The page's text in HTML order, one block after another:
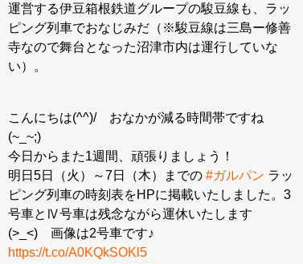
運営する伊豆箱根鉄道グループの駿豆線も、ラッ
ピング列車でおなじみだ（※駿豆線は三島ー修善
寺なので舞台となった沼津市内は運行していな
い）。
こんにちは(^^)/ おなかが減る時間帯ですね
(~_~;)
今日からまた1週間、頑張りましょう！
明日5日（火）～7日（木）までの #ガルパン ラッ
ピング列車の時刻表をHPに掲載いたしました。3
号車とⅣ号車は残念ながら運休いたします
(>_<) 画像は2号車です♪
https://t.co/A0KQkSOKl5